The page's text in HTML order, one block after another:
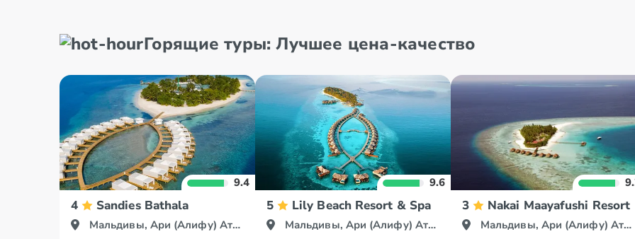
Горящие туры: Лучшее цена-качество
9.4
4 Sandies Bathala
Мальдивы, Ари (Алифу) Атолл
9.6
5 Lily Beach Resort & Spa
Мальдивы, Ари (Алифу) Атолл
3 Nakai Maayafushi Resort
Мальдивы, Ари (Алифу) Атолл